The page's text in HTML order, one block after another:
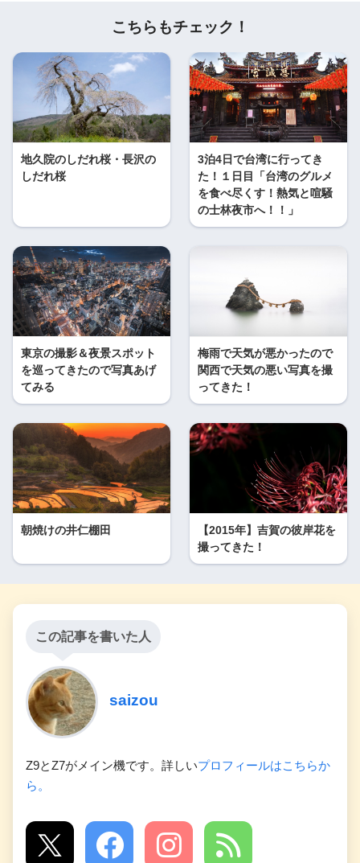
こちらもチェック！
地久院のしだれ桜・長沢の
しだれ桜
3泊4日で台湾に行ってき
た！１日目「台湾のグルメ
を食べ尽くす！熱気と喧騒
の士林夜市へ！！」
東京の撮影＆夜景スポット
を巡ってきたので写真あげ
てみる
梅雨で天気が悪かったので
関西で天気の悪い写真を撮
ってきた！
朝焼けの井仁棚田
【2015年】吉賀の彼岸花を
撮ってきた！
この記事を書いた人
saizou
Z9とZ7がメイン機です。詳しいプロフィールはこちらか
ら。